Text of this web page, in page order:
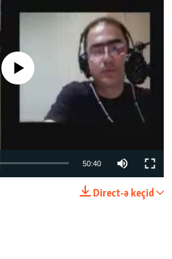
STANDARTLARIMIZ
currently available
50:40
Direct-ə keçid